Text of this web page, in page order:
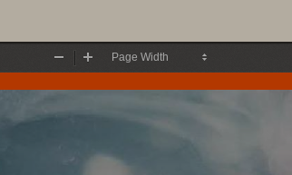
Zoom